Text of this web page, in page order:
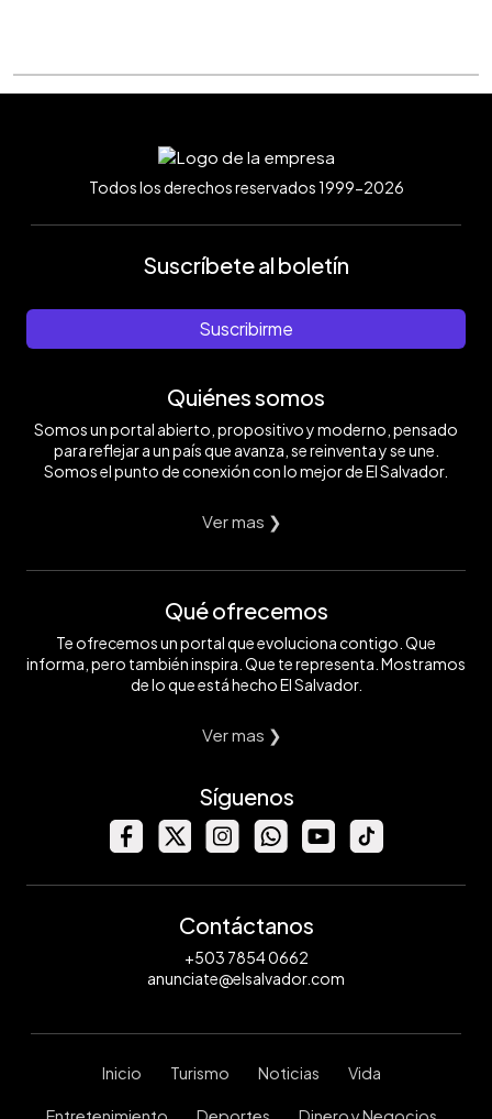
Todos los derechos reservados 1999-2026
Suscríbete al boletín
Suscribirme
Quiénes somos
Somos un portal abierto, propositivo y moderno, pensado
para reflejar a un país que avanza, se reinventa y se une.
Somos el punto de conexión con lo mejor de El Salvador.
Ver mas ❯
Qué ofrecemos
Te ofrecemos un portal que evoluciona contigo. Que
informa, pero también inspira. Que te representa. Mostramos
de lo que está hecho El Salvador.
Ver mas ❯
Síguenos
Contáctanos
+503 7854 0662
anunciate@elsalvador.com
Inicio Turismo Noticias Vida